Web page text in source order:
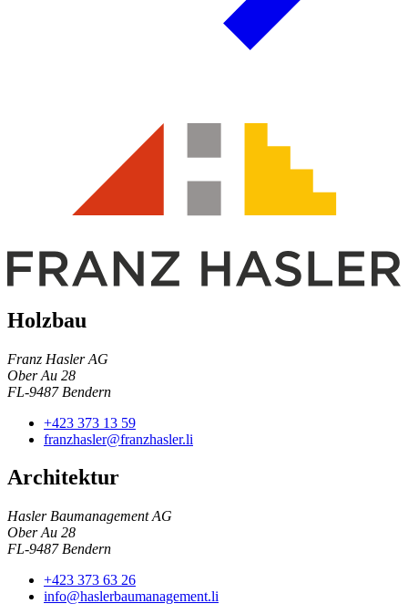
Holzbau
Franz Hasler AG
Ober Au 28
FL-9487 Bendern
+423 373 13 59
franzhasler@franzhasler.li
Architektur
Hasler Baumanagement AG
Ober Au 28
FL-9487 Bendern
+423 373 63 26
info@haslerbaumanagement.li